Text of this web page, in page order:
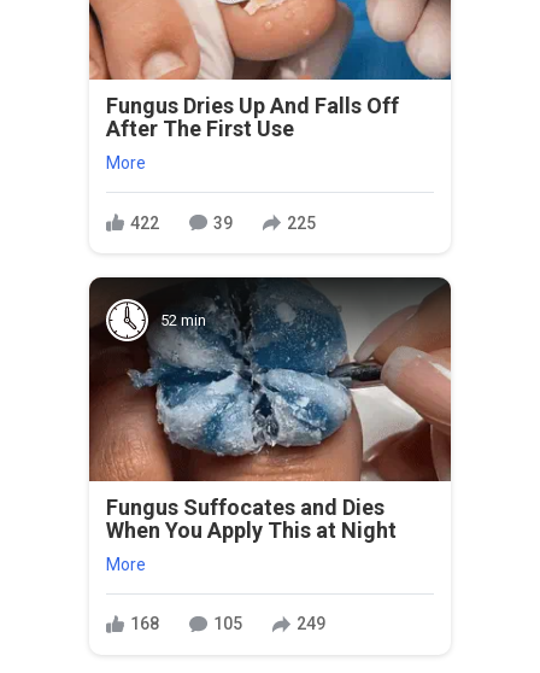
Fungus Dries Up And Falls Off
After The First Use
More
422 39 225
52 min
Fungus Suffocates and Dies
When You Apply This at Night
More
168 105 249